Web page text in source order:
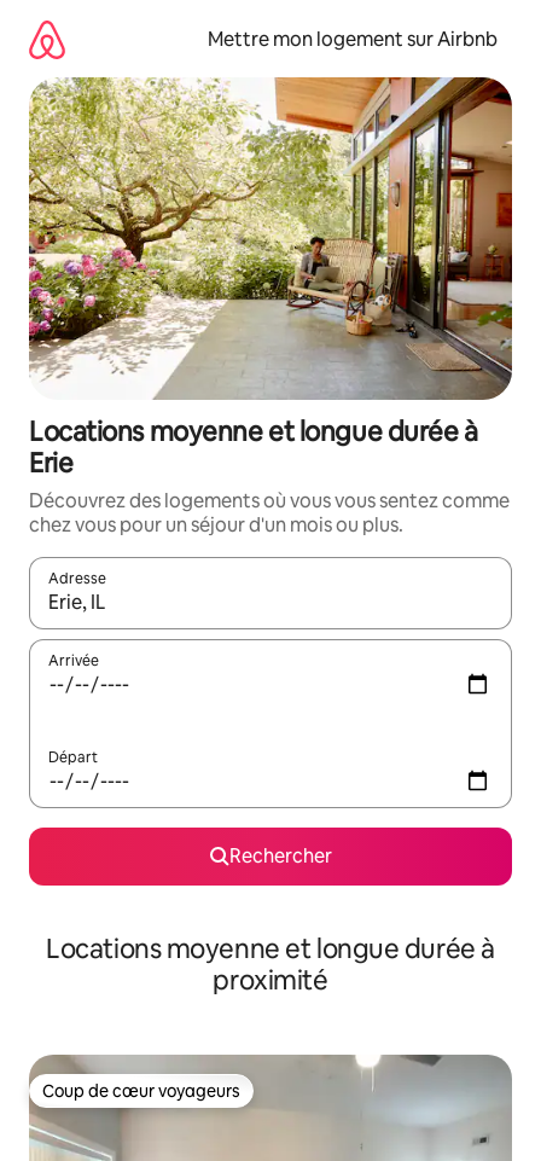
directement
contenu
Mettre mon logement sur Airbnb
Locations moyenne et longue durée à
Erie
Découvrez des logements où vous vous sentez comme
chez vous pour un séjour d'un mois ou plus.
Adresse
Lorsque les résultats s'affichent, utilisez les flèches vers le
Arrivée
Départ
Rechercher
Locations moyenne et longue durée à
proximité
Coup de cœur voyageurs
Coup de cœur voyageurs